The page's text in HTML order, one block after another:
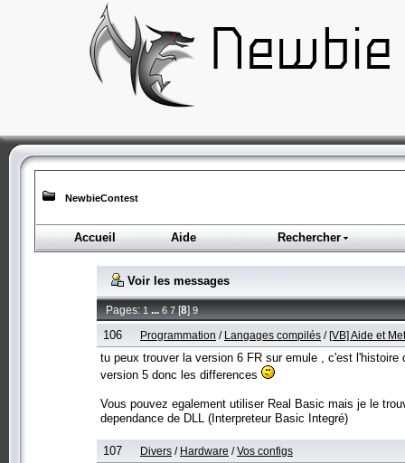
NewbieContest
Accueil Aide Rechercher
Voir les messages
Pages:1 ...6 7[8]9
106 Programmation / Langages compilés /[VB] Aide et
tu peux trouver la version 6 FR sur emule , c'est
version 5 donc les differences
Vous pouvez egalement utiliser Real Basic mais je le
dependance de DLL (Interpreteur Basic Integré)
107 Divers / Hardware /Vos configs